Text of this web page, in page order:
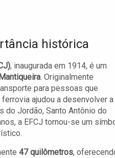
histórica
, inaugurada em 1914, é um
. Originalmente
para pessoas que
ajudou a desenvolver a
do Jordão, Santo Antônio do
a EFCJ tornou-se um
47 quilômetros,